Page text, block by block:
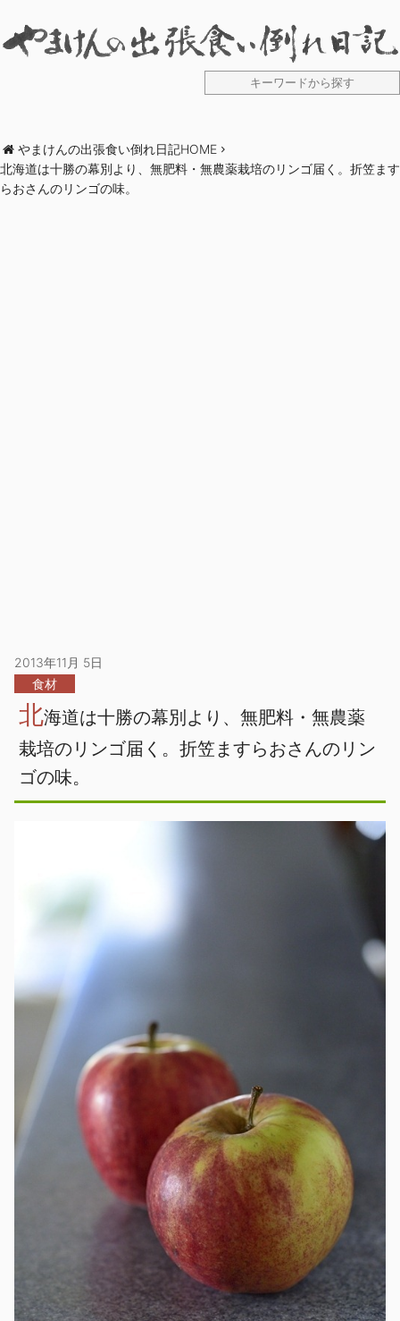
やまけんの出張食い倒れ日記HOME
北海道は十勝の幕別より、無肥料・無農薬栽培のリンゴ届く。折笠ます
らおさんのリンゴの味。
2013年11月 5日
食材
北海道は十勝の幕別より、無肥料・無農薬
栽培のリンゴ届く。折笠ますらおさんのリン
ゴの味。